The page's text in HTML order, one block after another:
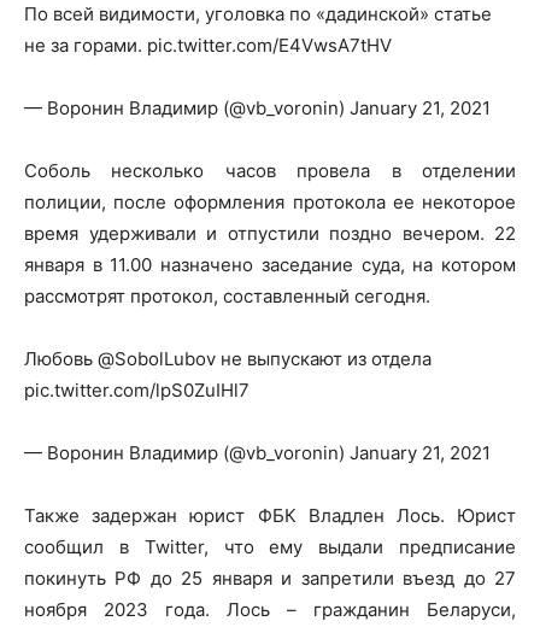
По всей видимости, уголовка по «дадинской» статье
не за горами. pic.twitter.com/E4VwsA7tHV
— Воронин Владимир (@vb_voronin) January 21, 2021
Соболь несколько часов провела в отделении
полиции, после оформления протокола ее некоторое
время удерживали и отпустили поздно вечером. 22
января в 11.00 назначено заседание суда, на котором
рассмотрят протокол, составленный сегодня.
Любовь @SobolLubov не выпускают из отдела
pic.twitter.com/lpS0ZuIHl7
— Воронин Владимир (@vb_voronin) January 21, 2021
Также задержан юрист ФБК Владлен Лось. Юрист
сообщил в Twitter, что ему выдали предписание
покинуть РФ до 25 января и запретили въезд до 27
ноября 2023 года. Лось – гражданин Беларуси,